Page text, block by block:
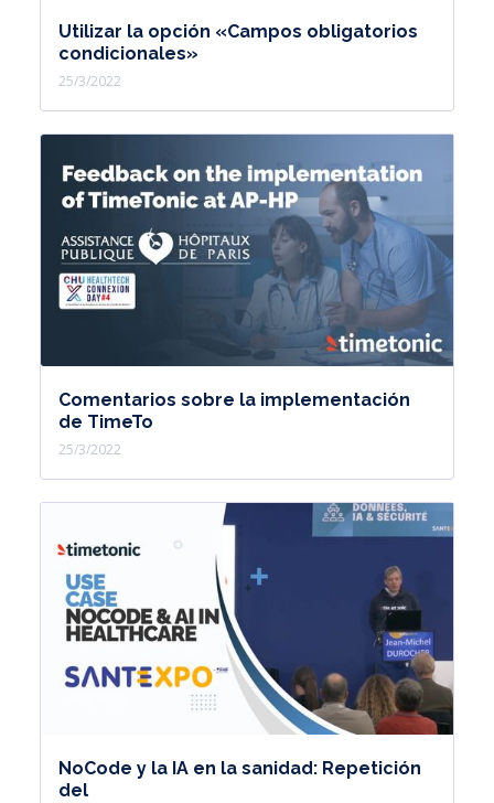
Utilizar la opción «Campos obligatorios
condicionales»
25/3/2022
Comentarios sobre la implementación
de TimeTo
25/3/2022
NoCode y la IA en la sanidad: Repetición
del